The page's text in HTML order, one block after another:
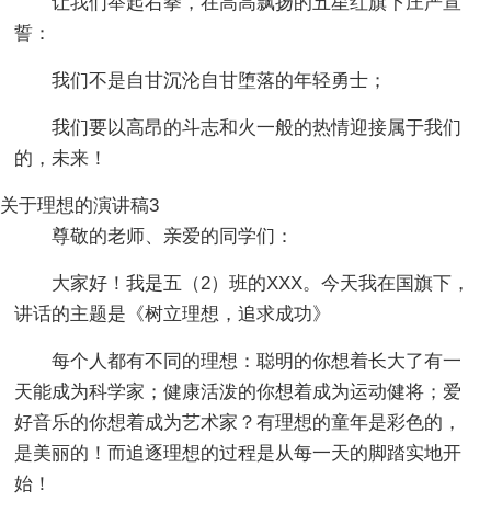
誓：
我们不是自甘沉沦自甘堕落的年轻勇士；
我们要以高昂的斗志和火一般的热情迎接属于我们
的，未来！
关于理想的演讲稿3
尊敬的老师、亲爱的同学们：
大家好！我是五（2）班的XXX。今天我在国旗下，
讲话的主题是《树立理想，追求成功》
每个人都有不同的理想：聪明的你想着长大了有一
天能成为科学家；健康活泼的你想着成为运动健将；爱
好音乐的你想着成为艺术家？有理想的童年是彩色的，
是美丽的！而追逐理想的过程是从每一天的脚踏实地开
始！